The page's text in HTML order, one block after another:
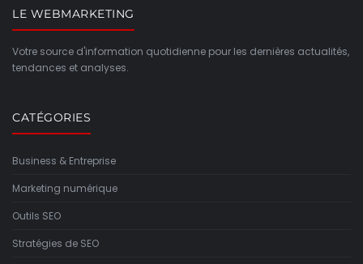
LE WEBMARKETING
Votre source d'information quotidienne pour les dernières actualités,
tendances et analyses.
CATÉGORIES
Business & Entreprise
Marketing numérique
Outils SEO
Stratégies de SEO